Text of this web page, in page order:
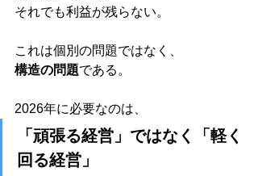
それでも利益が残らない。
これは個別の問題ではなく、
構造の問題である。
2026年に必要なのは、
「頑張る経営」ではなく「軽く
回る経営」